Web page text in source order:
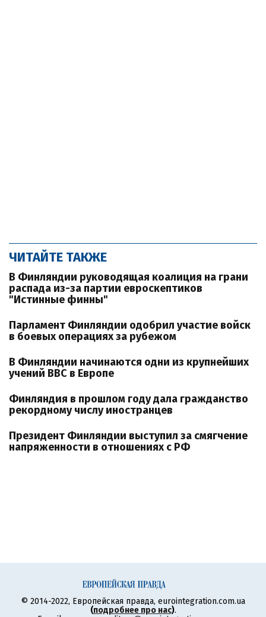
ЧИТАЙТЕ ТАКЖЕ
В Финляндии руководящая коалиция на грани
распада из-за партии евроскептиков
"Истинные финны"
Парламент Финляндии одобрил участие войск
в боевых операциях за рубежом
В Финляндии начинаются одни из крупнейших
учений ВВС в Европе
Финляндия в прошлом году дала гражданство
рекордному числу иностранцев
Президент Финляндии выступил за смягчение
напряженности в отношениях с РФ
© 2014-2022, Европейская правда, eurointegration.com.ua
(подробнее про нас).